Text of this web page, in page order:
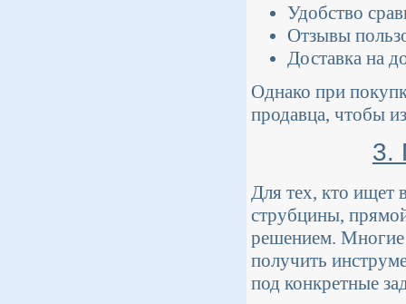
Удобство
Отзывы
Доставка на
Однако при
продавца, чтобы
3.
Для тех, кто ищет
струбцины,
решением. Многие
получить
под конкретные